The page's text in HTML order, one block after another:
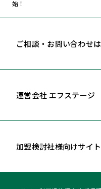
始！
ご相談・お問い合わせ
運営会社 エフステージ
加盟検討社様向けサイト